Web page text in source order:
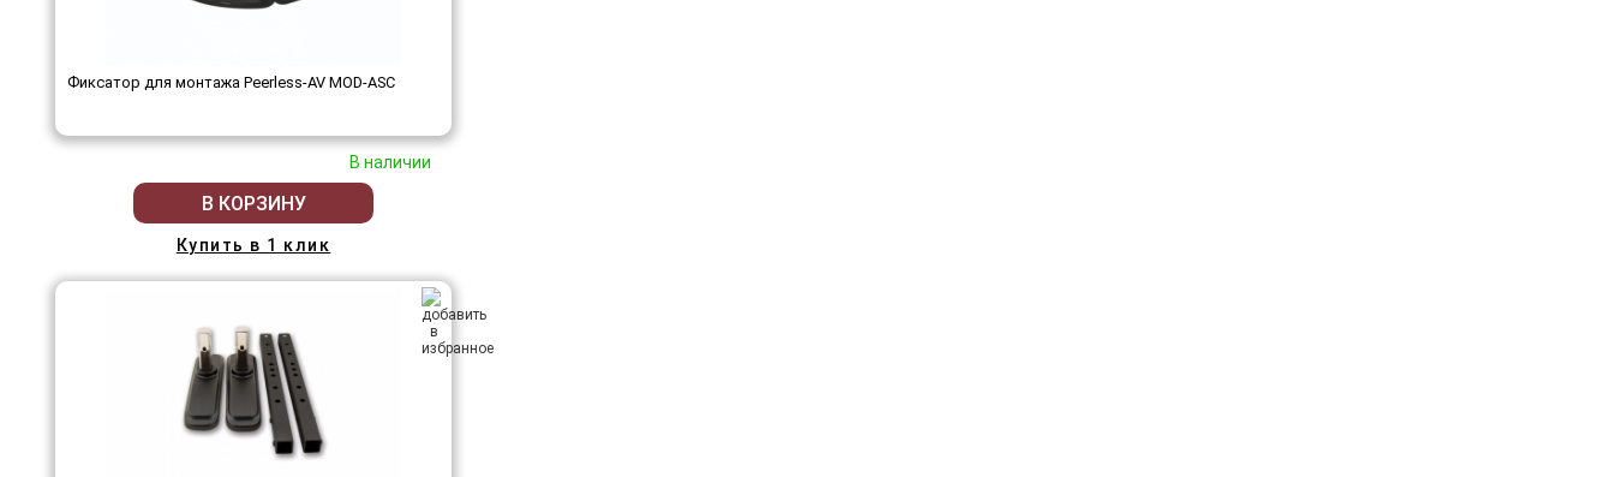
Фиксатор для монтажа Peerless-AV MOD-ASC
В наличии
В КОРЗИНУ
Купить в 1 клик